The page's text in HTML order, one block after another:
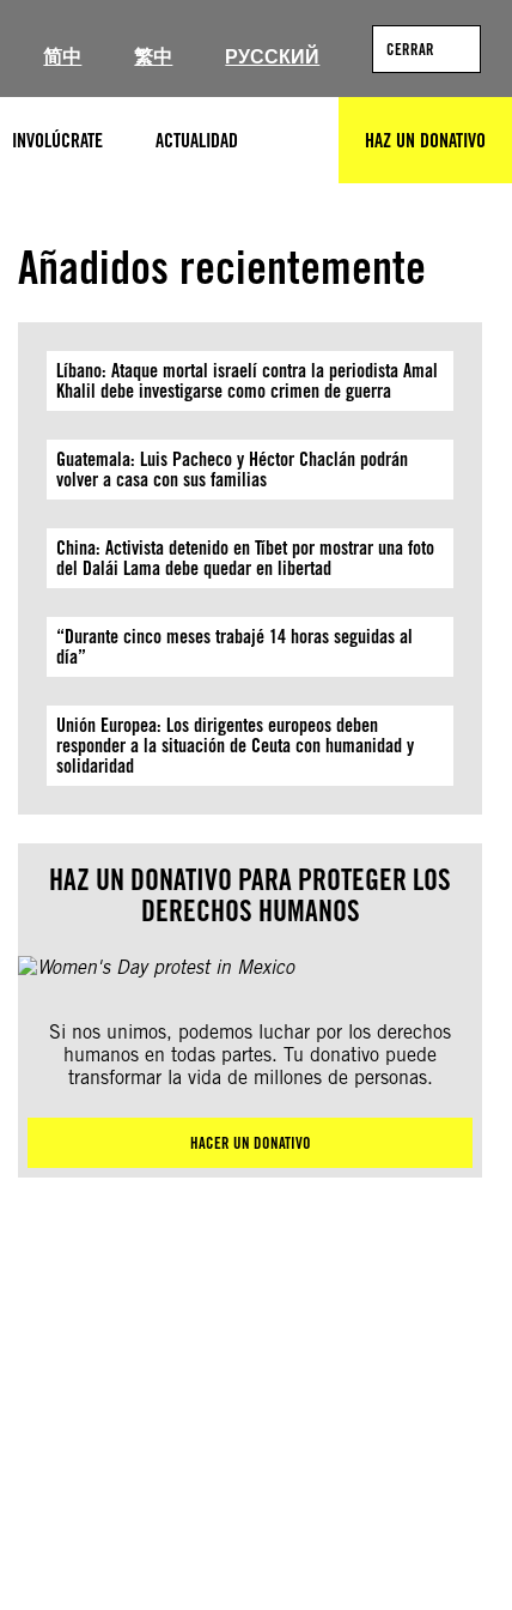
简中 繁中 РУССКИЙ CERRAR
INVOLÚCRATE ACTUALIDAD HAZ UN DONATIVO
Añadidos recientemente
Líbano: Ataque mortal israelí contra la periodista Amal
Khalil debe investigarse como crimen de guerra
Guatemala: Luis Pacheco y Héctor Chaclán podrán
volver a casa con sus familias
China: Activista detenido en Tíbet por mostrar una foto
del Dalái Lama debe quedar en libertad
“Durante cinco meses trabajé 14 horas seguidas al
día”
Unión Europea: Los dirigentes europeos deben
responder a la situación de Ceuta con humanidad y
solidaridad
HAZ UN DONATIVO PARA PROTEGER LOS
DERECHOS HUMANOS
Si nos unimos, podemos luchar por los derechos
humanos en todas partes. Tu donativo puede
transformar la vida de millones de personas.
HACER UN DONATIVO